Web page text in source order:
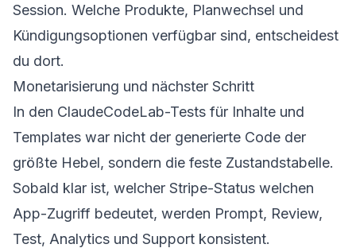
Session. Welche Produkte, Planwechsel und
Kündigungsoptionen verfügbar sind, entscheidest
du dort.
Monetarisierung und nächster Schritt
In den ClaudeCodeLab-Tests für Inhalte und
Templates war nicht der generierte Code der
größte Hebel, sondern die feste Zustandstabelle.
Sobald klar ist, welcher Stripe-Status welchen
App-Zugriff bedeutet, werden Prompt, Review,
Test, Analytics und Support konsistent.